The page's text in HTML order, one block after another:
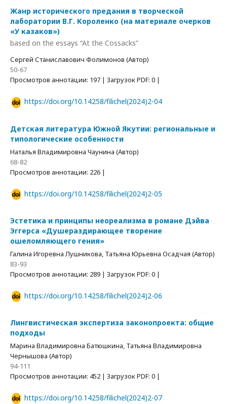
Жанр исторического предания в творческой
лаборатории В.Г. Короленко (на материале очерков
«У казаков»)
based on the essays “At the Cossacks”
Сергей Станиславович Фолимонов (Автор)
50-67
Просмотров аннотации: 197 | Загрузок PDF: 0 |
https://doi.org/10.14258/filichel(2024)2-04
Детская литература Южной Якутии: региональные и
типологические особенности
Наталья Владимировна Чаунина (Автор)
68-82
Просмотров аннотации: 226 |
https://doi.org/10.14258/filichel(2024)2-05
Эстетика и принципы неореализма в романе Дэйва
Эггерса «Душераздирающее творение
ошеломляющего гения»
Галина Игоревна Лушникова, Татьяна Юрьевна Осадчая (Автор)
83-93
Просмотров аннотации: 289 | Загрузок PDF: 0 |
https://doi.org/10.14258/filichel(2024)2-06
Лингвистическая экспертиза законопроекта: общие
подходы
Марина Владимировна Батюшкина, Татьяна Владимировна
Чернышова (Автор)
94-111
Просмотров аннотации: 452 | Загрузок PDF: 0 |
https://doi.org/10.14258/filichel(2024)2-07